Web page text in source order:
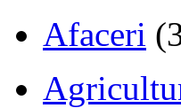
Afaceri